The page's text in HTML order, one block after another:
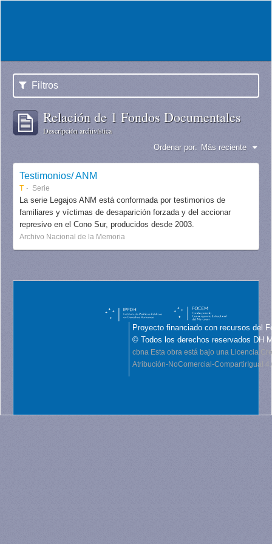
Filtros
Relación de 1 Fondos Documentales
Descripción archivística
Ordenar por: Más reciente
Testimonios/ ANM
T Serie
La serie Legajos ANM está conformada por testimonios de
familiares y víctimas de desaparición forzada y del accionar
represivo en el Cono Sur, producidos desde 2003.
Archivo Nacional de la Memoria
Proyecto financiado con recursos del
© Todos los derechos reservados DH
cbna Esta obra está bajo una Licencia
Atribución-NoComercial-CompartirIgual